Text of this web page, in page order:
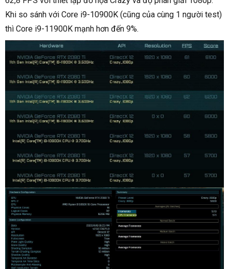
Khi so sánh với Core i9-10900K (cũng của cùng 1 người test)
thì Core i9-11900K mạnh hơn đến 9%.